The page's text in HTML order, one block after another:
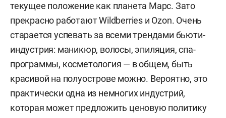
текущее положение как планета Марс. Зато
прекрасно работают Wildberries и Ozon. Очень
старается успевать за всеми трендами бьюти-
индустрия: маникюр, волосы, эпиляция, спа-
программы, косметология — в общем, быть
красивой на полуострове можно. Вероятно, это
практически одна из немногих индустрий,
которая может предложить ценовую политику